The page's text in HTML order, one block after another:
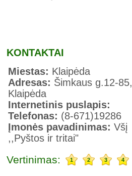
KONTAKTAI
Miestas: Klaipėda
Adresas: Šimkaus g.12-85,
Klaipėda
Internetinis puslapis:
Telefonas: (8-671)19286
Įmonės pavadinimas:Všį
,,Pyštos ir tritai"
Vertinimas: 1 2 3 4